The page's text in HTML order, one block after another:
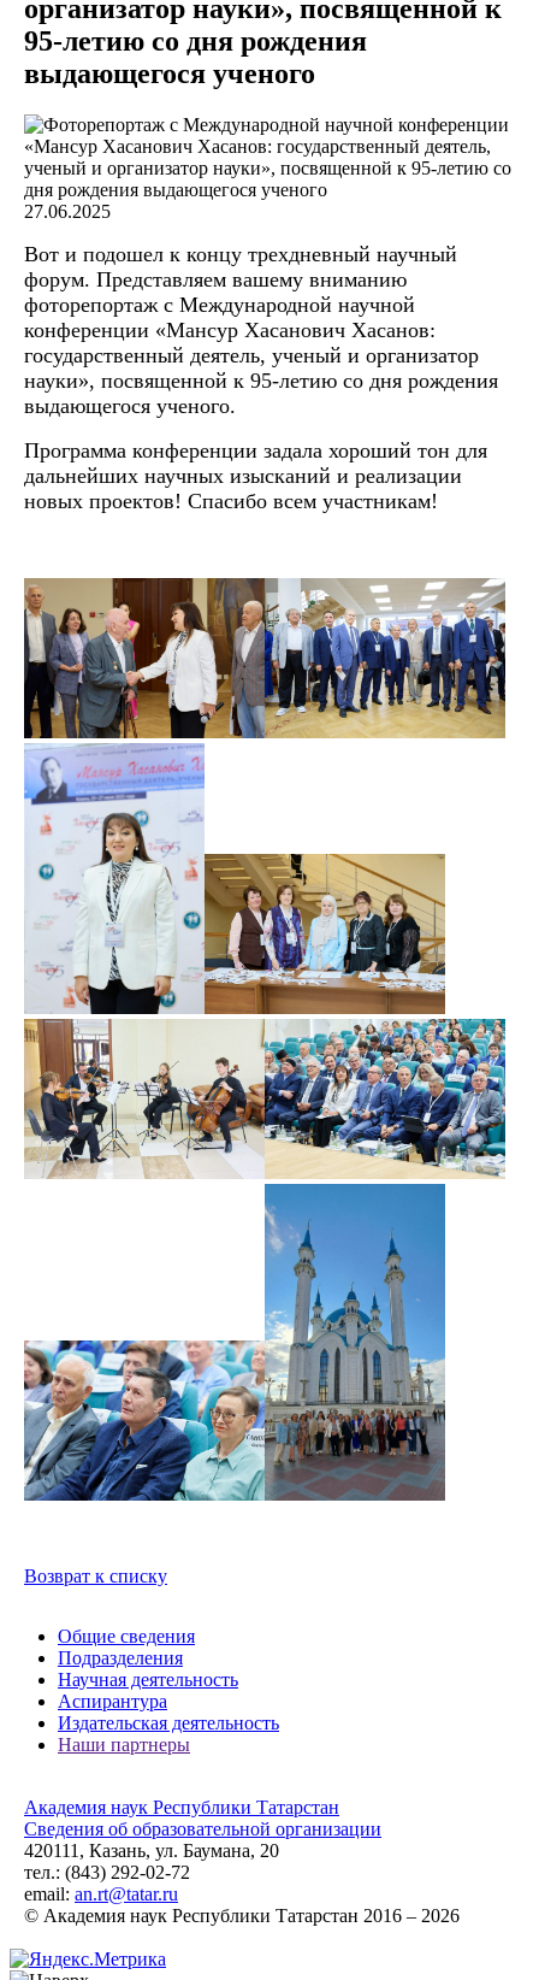
организатор науки», посвященной к
95-летию со дня рождения
выдающегося ученого
27.06.2025
Вот и подошел к концу трехдневный научный
форум. Представляем вашему вниманию
фоторепортаж с Международной научной
конференции «Мансур Хасанович Хасанов:
государственный деятель, ученый и организатор
науки», посвященной к 95-летию со дня рождения
выдающегося ученого.
Программа конференции задала хороший тон для
дальнейших научных изысканий и реализации
новых проектов! Спасибо всем участникам!
Возврат к списку
Общие сведения
Подразделения
Научная деятельность
Аспирантура
Издательская деятельность
Наши партнеры
Академия наук Республики Татарстан
Сведения об образовательной организации
420111, Казань, ул. Баумана, 20
тел.: (843) 292-02-72
email: an.rt@tatar.ru
© Академия наук Республики Татарстан 2016 – 2026